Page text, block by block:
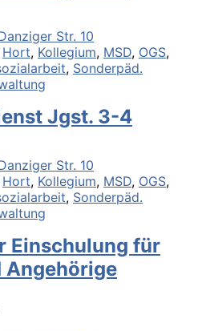
Str. 10
Hort, Kollegium, MSD, OGS,
, Sonderpäd.
Jgst. 3-4
Str. 10
Hort, Kollegium, MSD, OGS,
, Sonderpäd.
Einschulung für
Angehörige